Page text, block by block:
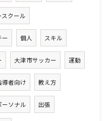
クール
ー 個人 スキル
大津市サッカー 運動
導者向け 教え方
ーソナル 出張